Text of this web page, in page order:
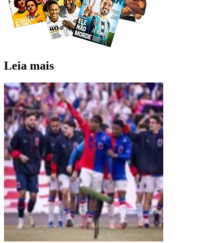
Leia mais